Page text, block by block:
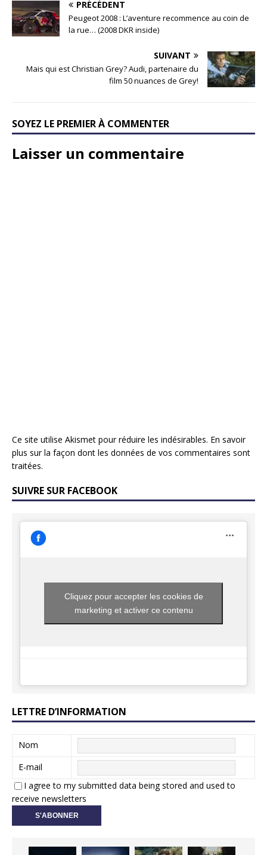
PRÉCÉDENT
Peugeot 2008 : L’aventure recommence au coin de
la rue… (2008 DKR inside)
SUIVANT
Mais qui est Christian Grey? Audi, partenaire du
film 50 nuances de Grey!
SOYEZ LE PREMIER À COMMENTER
Laisser un commentaire
Ce site utilise Akismet pour réduire les indésirables. En savoir
plus sur la façon dont les données de vos commentaires sont
traitées.
SUIVRE SUR FACEBOOK
Cliquez pour accepter les cookies de
marketing et activer ce contenu
LETTRE D’INFORMATION
Nom
E-mail
I agree to my submitted data being stored and used to
receive newsletters